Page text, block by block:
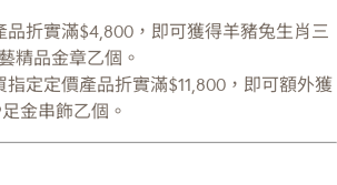
品折實滿$4,800，即可獲得羊豬兔生肖三
精品金章乙個。
定定價產品折實滿$11,800，即可額外獲
金串飾乙個。